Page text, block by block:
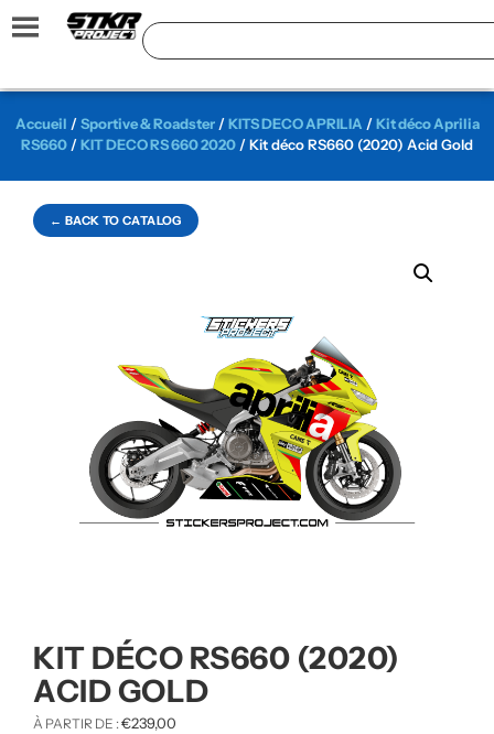
← BACK TO CATALOG
Accueil /Sportive & Roadster/KITS DECO APRILIA /Kit déco Aprilia
RS660 /KIT DECO RS 660 2020 / Kit déco RS660 (2020) Acid Gold
KIT DÉCO RS660 (2020)
ACID GOLD
À PARTIR DE : €239,00